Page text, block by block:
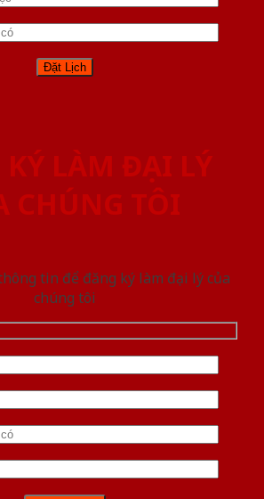
LÀM ĐẠI LÝ
CHÚNG TÔI
tin để đăng ký làm đại lý của
chúng tôi